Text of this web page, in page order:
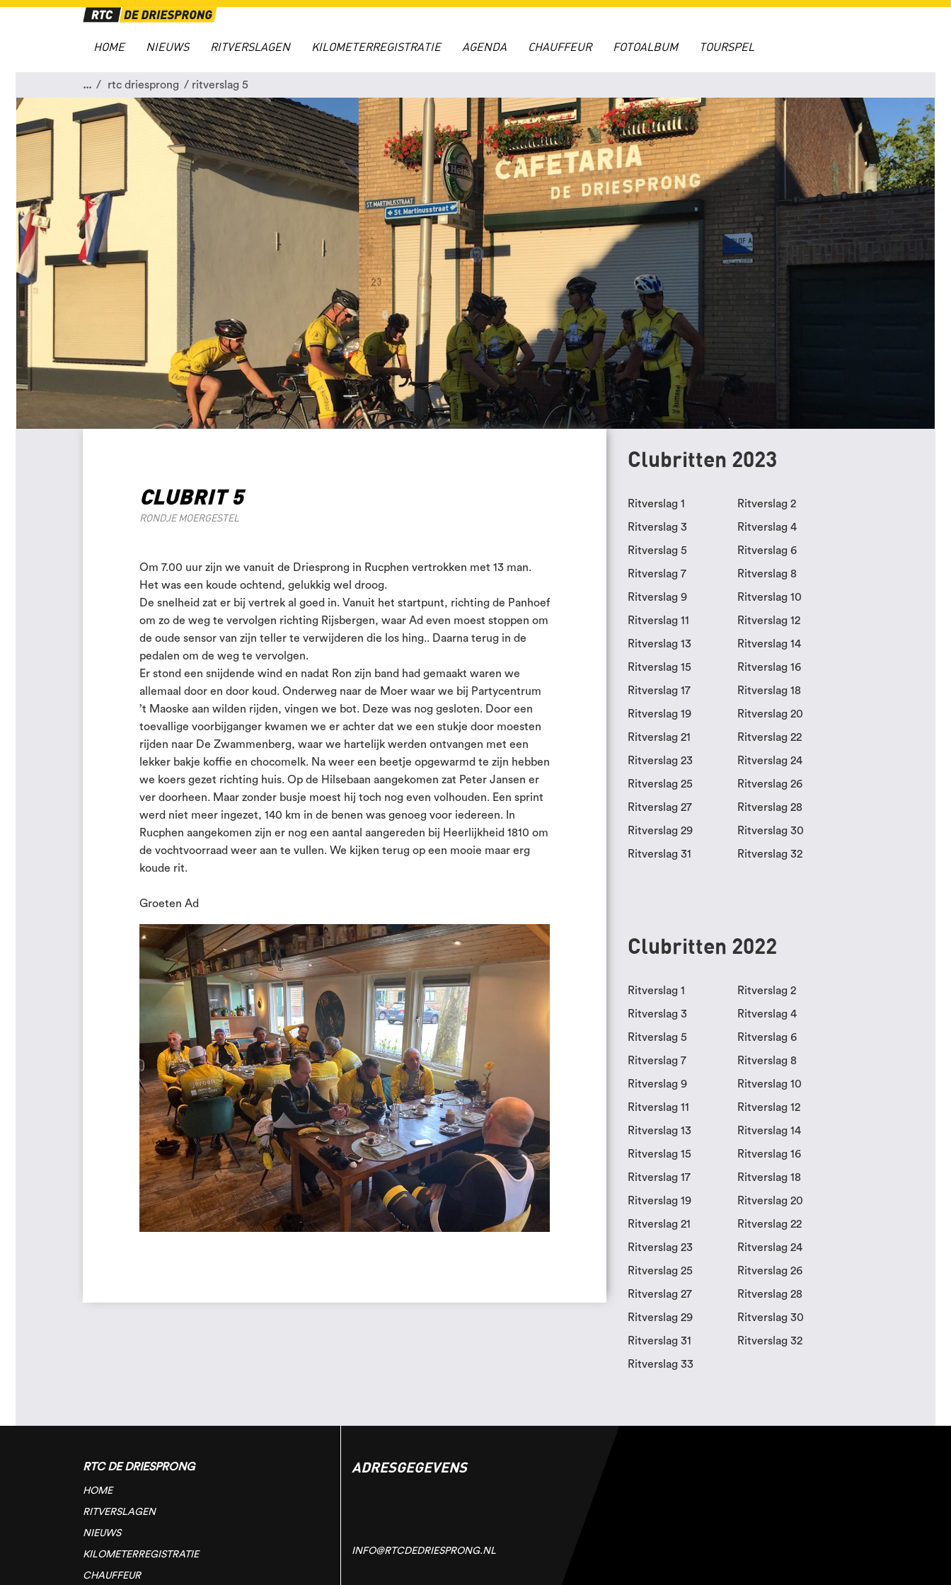
HOME NIEUWS RITVERSLAGEN KILOMETERREGISTRATIE AGENDA CHAUFFEUR FOTOALBUM TOURSPEL
... rtc driesprong ritverslag 5
CLUBRIT 5
RONDJE MOERGESTEL
Om 7.00 uur zijn we vanuit de Driesprong in Rucphen vertrokken met 13 man.
Het was een koude ochtend, gelukkig wel droog.
De snelheid zat er bij vertrek al goed in. Vanuit het startpunt, richting de Panhoef
om zo de weg te vervolgen richting Rijsbergen, waar Ad even moest stoppen om
de oude sensor van zijn teller te verwijderen die los hing.. Daarna terug in de
pedalen om de weg te vervolgen.
Er stond een snijdende wind en nadat Ron zijn band had gemaakt waren we
allemaal door en door koud. Onderweg naar de Moer waar we bij Partycentrum
’t Maoske aan wilden rijden, vingen we bot. Deze was nog gesloten. Door een
toevallige voorbijganger kwamen we er achter dat we een stukje door moesten
rijden naar De Zwammenberg, waar we hartelijk werden ontvangen met een
lekker bakje koffie en chocomelk. Na weer een beetje opgewarmd te zijn hebben
we koers gezet richting huis. Op de Hilsebaan aangekomen zat Peter Jansen er
ver doorheen. Maar zonder busje moest hij toch nog even volhouden. Een sprint
werd niet meer ingezet, 140 km in de benen was genoeg voor iedereen. In
Rucphen aangekomen zijn er nog een aantal aangereden bij Heerlijkheid 1810 om
de vochtvoorraad weer aan te vullen. We kijken terug op een mooie maar erg
koude rit.
Groeten Ad
Clubritten 2023
Ritverslag 1 Ritverslag 2
Ritverslag 3 Ritverslag 4
Ritverslag 5 Ritverslag 6
Ritverslag 7 Ritverslag 8
Ritverslag 9 Ritverslag 10
Ritverslag 11 Ritverslag 12
Ritverslag 13 Ritverslag 14
Ritverslag 15 Ritverslag 16
Ritverslag 17 Ritverslag 18
Ritverslag 19 Ritverslag 20
Ritverslag 21 Ritverslag 22
Ritverslag 23 Ritverslag 24
Ritverslag 25 Ritverslag 26
Ritverslag 27 Ritverslag 28
Ritverslag 29 Ritverslag 30
Ritverslag 31 Ritverslag 32
Clubritten 2022
Ritverslag 1 Ritverslag 2
Ritverslag 3 Ritverslag 4
Ritverslag 5 Ritverslag 6
Ritverslag 7 Ritverslag 8
Ritverslag 9 Ritverslag 10
Ritverslag 11 Ritverslag 12
Ritverslag 13 Ritverslag 14
Ritverslag 15 Ritverslag 16
Ritverslag 17 Ritverslag 18
Ritverslag 19 Ritverslag 20
Ritverslag 21 Ritverslag 22
Ritverslag 23 Ritverslag 24
Ritverslag 25 Ritverslag 26
Ritverslag 27 Ritverslag 28
Ritverslag 29 Ritverslag 30
Ritverslag 31 Ritverslag 32
Ritverslag 33
RTC DE DRIESPRONG
HOME
RITVERSLAGEN
NIEUWS
KILOMETERREGISTRATIE
CHAUFFEUR
ADRESGEGEVENS
INFO@RTCDEDRIESPRONG.NL